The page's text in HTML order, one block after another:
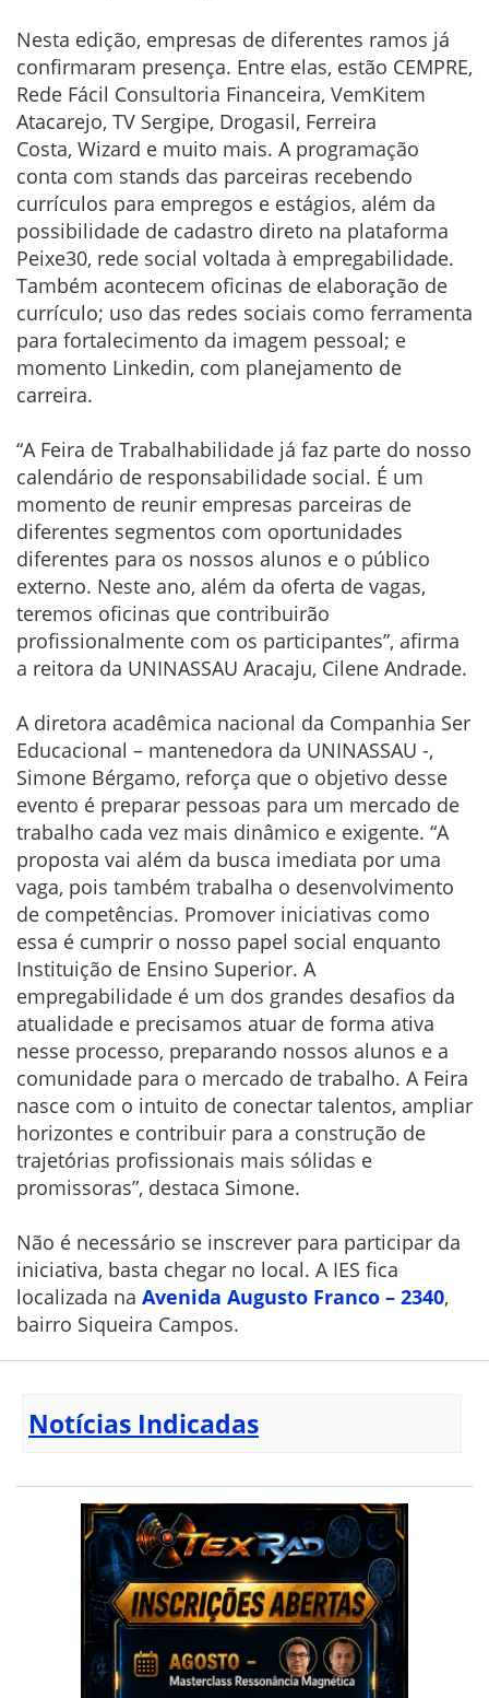
Nesta edição, empresas de diferentes ramos já
confirmaram presença. Entre elas, estão CEMPRE,
Rede Fácil Consultoria Financeira, VemKitem
Atacarejo, TV Sergipe, Drogasil, Ferreira
Costa, Wizard e muito mais. A programação
conta com stands das parceiras recebendo
currículos para empregos e estágios, além da
possibilidade de cadastro direto na plataforma
Peixe30, rede social voltada à empregabilidade.
Também acontecem oficinas de elaboração de
currículo; uso das redes sociais como ferramenta
para fortalecimento da imagem pessoal; e
momento Linkedin, com planejamento de
carreira.
“A Feira de Trabalhabilidade já faz parte do nosso
calendário de responsabilidade social. É um
momento de reunir empresas parceiras de
diferentes segmentos com oportunidades
diferentes para os nossos alunos e o público
externo. Neste ano, além da oferta de vagas,
teremos oficinas que contribuirão
profissionalmente com os participantes”, afirma
a reitora da UNINASSAU Aracaju, Cilene Andrade.
A diretora acadêmica nacional da Companhia Ser
Educacional – mantenedora da UNINASSAU -,
Simone Bérgamo, reforça que o objetivo desse
evento é preparar pessoas para um mercado de
trabalho cada vez mais dinâmico e exigente. “A
proposta vai além da busca imediata por uma
vaga, pois também trabalha o desenvolvimento
de competências. Promover iniciativas como
essa é cumprir o nosso papel social enquanto
Instituição de Ensino Superior. A
empregabilidade é um dos grandes desafios da
atualidade e precisamos atuar de forma ativa
nesse processo, preparando nossos alunos e a
comunidade para o mercado de trabalho. A Feira
nasce com o intuito de conectar talentos, ampliar
horizontes e contribuir para a construção de
trajetórias profissionais mais sólidas e
promissoras”, destaca Simone.
Não é necessário se inscrever para participar da
iniciativa, basta chegar no local. A IES fica
localizada na Avenida Augusto Franco – 2340,
bairro Siqueira Campos.
Notícias Indicadas